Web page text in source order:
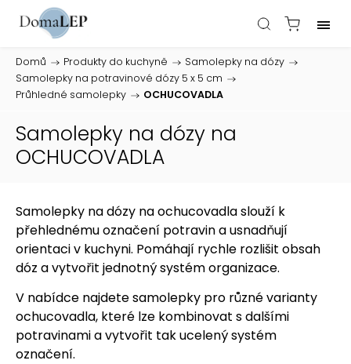
Domů / Produkty do kuchyně / Samolepky na dózy /
Samolepky na potravinové dózy 5 x 5 cm /
Průhledné samolepky / OCHUCOVADLA
Samolepky na dózy na
OCHUCOVADLA
Samolepky na dózy na ochucovadla slouží k
přehlednému označení potravin a usnadňují
orientaci v kuchyni. Pomáhají rychle rozlišit obsah
dóz a vytvořit jednotný systém organizace.
V nabídce najdete samolepky pro různé varianty
ochucovadla, které lze kombinovat s dalšími
potravinami a vytvořit tak ucelený systém
označení.